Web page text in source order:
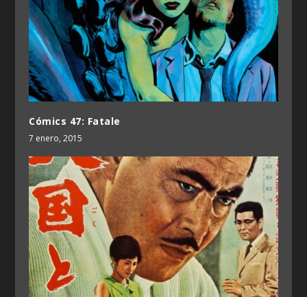
Cómics 47: Fatale
7 enero, 2015